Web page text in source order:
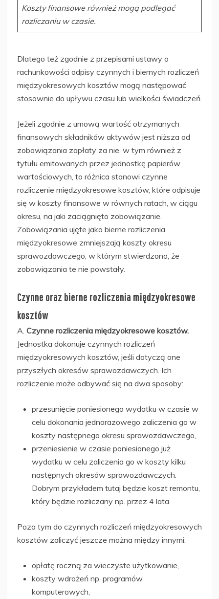
Koszty finansowe również mogą podlegać
rozliczaniu w czasie.
Dlatego też zgodnie z przepisami ustawy o
rachunkowości odpisy czynnych i biernych rozliczeń
międzyokresowych kosztów mogą następować
stosownie do upływu czasu lub wielkości świadczeń.
Jeżeli zgodnie z umową wartość otrzymanych
finansowych składników aktywów jest niższa od
zobowiązania zapłaty za nie, w tym również z
tytułu emitowanych przez jednostkę papierów
wartościowych, to różnica stanowi czynne
rozliczenie międzyokresowe kosztów, które odpisuje
się w koszty finansowe w równych ratach, w ciągu
okresu, na jaki zaciągnięto zobowiązanie.
Zobowiązania ujęte jako bierne rozliczenia
międzyokresowe zmniejszają koszty okresu
sprawozdawczego, w którym stwierdzono, że
zobowiązania te nie powstały.
Czynne oraz bierne rozliczenia międzyokresowe
kosztów
A. Czynne rozliczenia międzyokresowe kosztów.
Jednostka dokonuje czynnych rozliczeń
międzyokresowych kosztów, jeśli dotyczą one
przyszłych okresów sprawozdawczych. Ich
rozliczenie może odbywać się na dwa sposoby:
przesunięcie poniesionego wydatku w czasie w
celu dokonania jednorazowego zaliczenia go w
koszty następnego okresu sprawozdawczego,
przeniesienie w czasie poniesionego już
wydatku w celu zaliczenia go w koszty kilku
następnych okresów sprawozdawczych.
Dobrym przykładem tutaj będzie koszt remontu,
który będzie rozliczany np. przez 4 lata.
Poza tym do czynnych rozliczeń międzyokresowych
kosztów zaliczyć jeszcze można między innymi:
opłatę roczną za wieczyste użytkowanie,
koszty wdrożeń np. programów
komputerowych,